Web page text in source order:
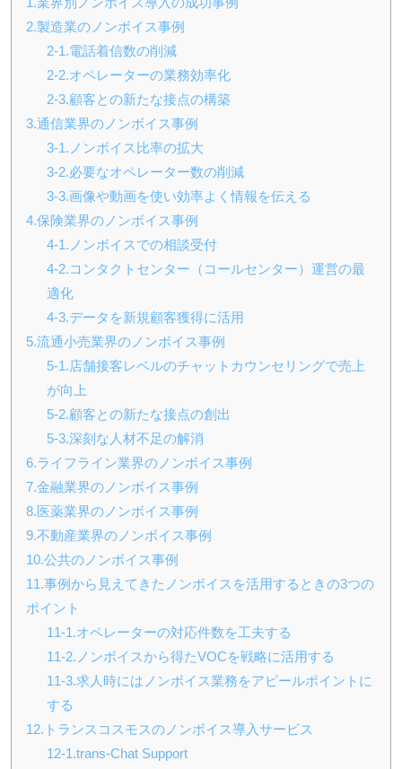
2.製造業のノンボイス事例
2-1.電話着信数の削減
2-2.オペレーターの業務効率化
2-3.顧客との新たな接点の構築
3.通信業界のノンボイス事例
3-1.ノンボイス比率の拡大
3-2.必要なオペレーター数の削減
3-3.画像や動画を使い効率よく情報を伝える
4.保険業界のノンボイス事例
4-1.ノンボイスでの相談受付
4-2.コンタクトセンター（コールセンター）運営の最
適化
4-3.データを新規顧客獲得に活用
5.流通小売業界のノンボイス事例
5-1.店舗接客レベルのチャットカウンセリングで売上
が向上
5-2.顧客との新たな接点の創出
5-3.深刻な人材不足の解消
6.ライフライン業界のノンボイス事例
7.金融業界のノンボイス事例
8.医薬業界のノンボイス事例
9.不動産業界のノンボイス事例
10.公共のノンボイス事例
11.事例から見えてきたノンボイスを活用するときの3つの
ポイント
11-1.オペレーターの対応件数を工夫する
11-2.ノンボイスから得たVOCを戦略に活用する
11-3.求人時にはノンボイス業務をアピールポイントに
する
12.トランスコスモスのノンボイス導入サービス
12-1.trans-Chat Support